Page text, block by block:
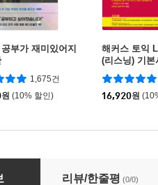
부가 재미있어지
1,675건
원 (10% 할인)
해커스 토익
(리스닝) 기본
16,920원
민법전 HAND BOOK
리뷰/한줄평 (0/0)